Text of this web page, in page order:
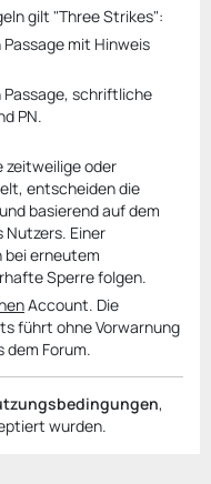
gilt "Three Strikes":
mit Hinweis
schriftliche
PN.
zeitweilige oder
entscheiden die
basierend auf dem
Nutzers. Einer
bei erneutem
Sperre folgen.
Account. Die
führt ohne Vorwarnung
Forum.
,
wurden.